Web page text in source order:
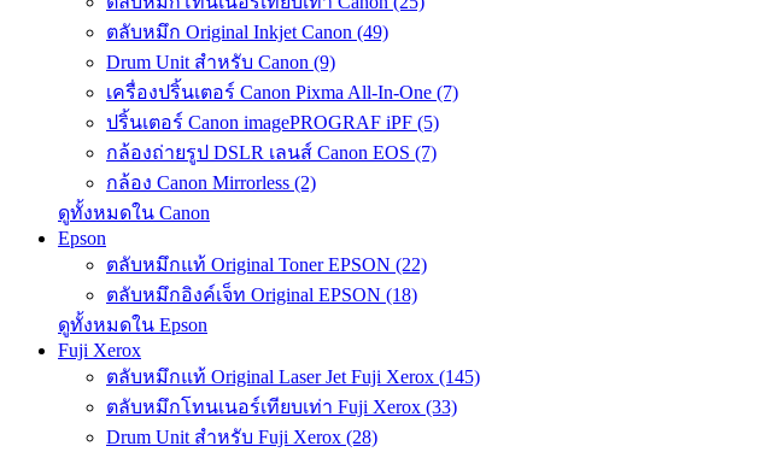
ตลับหมึก Original Inkjet Canon (49)
Drum Unit สำหรับ Canon (9)
เครื่องปริ้นเตอร์ Canon Pixma All-In-One (7)
ปริ้นเตอร์ Canon imagePROGRAF iPF (5)
กล้องถ่ายรูป DSLR เลนส์ Canon EOS (7)
กล้อง Canon Mirrorless (2)
ดูทั้งหมดใน Canon
Epson
ตลับหมึกแท้ Original Toner EPSON (22)
ตลับหมึกอิงค์เจ็ท Original EPSON (18)
ดูทั้งหมดใน Epson
Fuji Xerox
ตลับหมึกแท้ Original Laser Jet Fuji Xerox (145)
ตลับหมึกโทนเนอร์เทียบเท่า Fuji Xerox (33)
Drum Unit สำหรับ Fuji Xerox (28)